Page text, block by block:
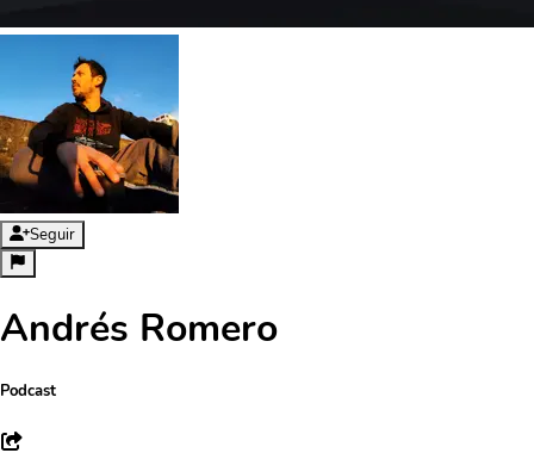
Seguir
Andrés Romero
Podcast